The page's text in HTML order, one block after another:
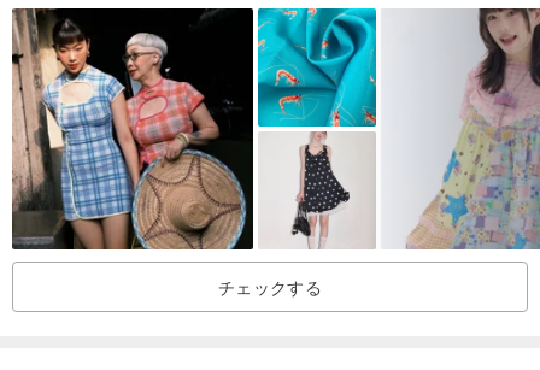
大人の女性にもおすすめの一枚です。
＊ポケット無し
＊在庫限り、再販未定＊
▼素材▼
綿100％ ふんわりやわらかな国産ダブルガーゼ
肌触りの心地よい、人気の素材です。
チェックする